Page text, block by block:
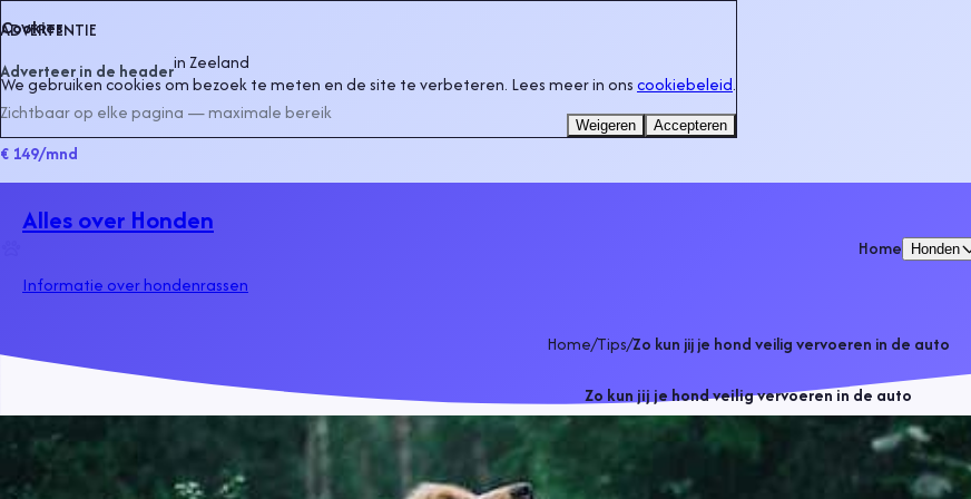
ADVERTENTIE
Adverteer in de headerinZeeland
Zichtbaar op elke pagina — maximale bereik
€ 149/mnd
Alles over Honden
Informatie over hondenrassen
Home Honden
Home/Tips/Zo kun jij je hond veilig vervoeren in de auto
Zo kun jij je hond veilig vervoeren in de auto
Cookies
We gebruiken cookies om bezoek te meten en de site te verbeteren. Lees meer in onscookiebeleid.
Weigeren Accepteren